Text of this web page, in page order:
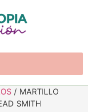
/ MARTILLO
SMITH